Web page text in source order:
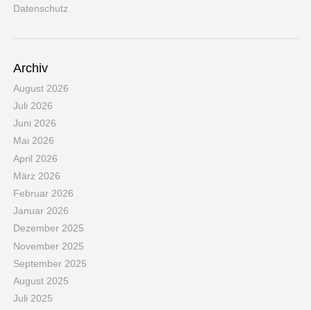
Datenschutz
Archiv
August 2026
Juli 2026
Juni 2026
Mai 2026
April 2026
März 2026
Februar 2026
Januar 2026
Dezember 2025
November 2025
September 2025
August 2025
Juli 2025